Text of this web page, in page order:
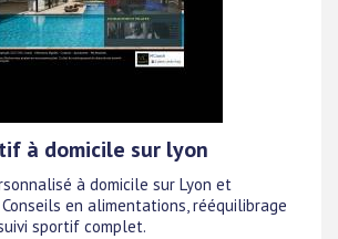
à domicile sur lyon
à domicile sur Lyon et
en alimentations, rééquilibrage
sportif complet.